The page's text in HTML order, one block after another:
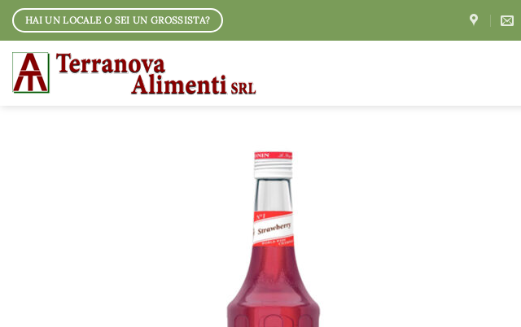
Salta
contenuti
HAI UN LOCALE O SEI UN GROSSISTA?